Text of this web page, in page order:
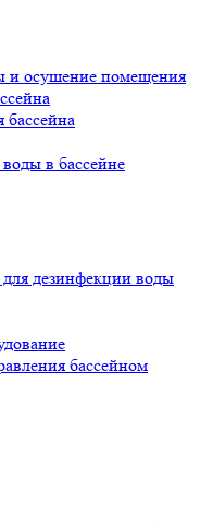
и осушение помещения
бассейна
в бассейне
дезинфекции воды
бассейном